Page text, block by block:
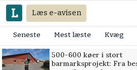
Læs e-avisen
Seneste Mest læste Kvæg
500-600 køer i stort
barmarksprojekt: Fra